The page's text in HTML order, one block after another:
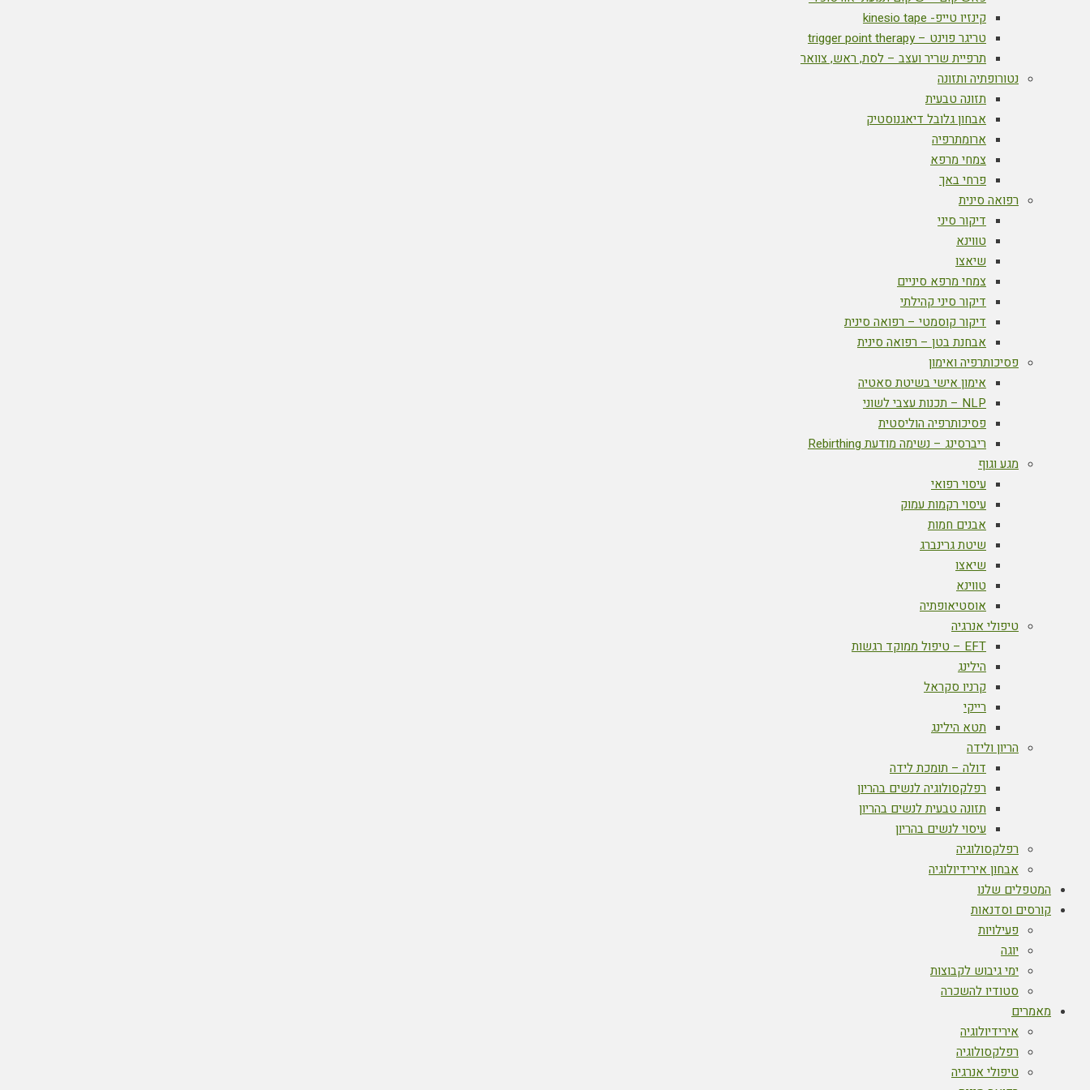
קינזיו טייפ- kinesio tape
טריגר פוינט – trigger point therapy
תרפיית שריר ועצב – לסת, ראש, צוואר
נטורופתיה ותזונה
תזונה טבעית
אבחון גלובל דיאגנוסטיק
ארומתרפיה
צמחי מרפא
פרחי באך
רפואה סינית
דיקור סיני
טווינא
שיאצו
צמחי מרפא סיניים
דיקור סיני קהילתי
דיקור קוסמטי – רפואה סינית
אבחנת בטן – רפואה סינית
פסיכותרפיה ואימון
אימון אישי בשיטת סאטיה
NLP – תכנות עצבי לשוני
פסיכותרפיה הוליסטית
ריברסינג – נשימה מודעת Rebirthing
מגע וגוף
עיסוי רפואי
עיסוי רקמות עמוק
אבנים חמות
שיטת גרינברג
שיאצו
טווינא
אוסטיאופתיה
טיפולי אנרגיה
EFT – טיפול ממוקד רגשות
הילינג
קרניו סקראל
רייקי
תטא הילינג
הריון ולידה
דולה – תומכת לידה
רפלקסולוגיה לנשים בהריון
תזונה טבעית לנשים בהריון
עיסוי לנשים בהריון
רפלקסולוגיה
אבחון אירידיולוגיה
המטפלים שלנו
קורסים וסדנאות
פעילויות
יוגה
ימי גיבוש לקבוצות
סטודיו להשכרה
מאמרים
אירידיולוגיה
רפלקסולוגיה
טיפולי אנרגיה